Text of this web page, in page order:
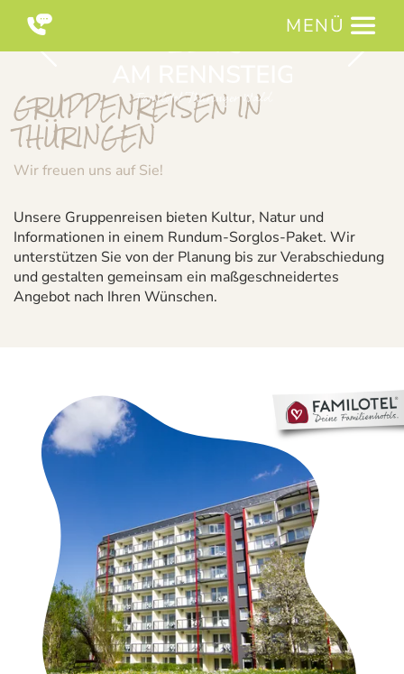
MENÜ
GRUPPENREISEN IN
THÜRINGEN
Wir freuen uns auf Sie!
Unsere Gruppenreisen bieten Kultur, Natur und
Informationen in einem Rundum-Sorglos-Paket. Wir
unterstützen Sie von der Planung bis zur Verabschiedung
und gestalten gemeinsam ein maßgeschneidertes
Angebot nach Ihren Wünschen.